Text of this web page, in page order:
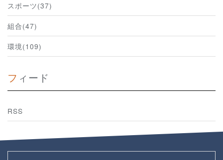
スポーツ(37)
組合(47)
環境(109)
フィード
RSS